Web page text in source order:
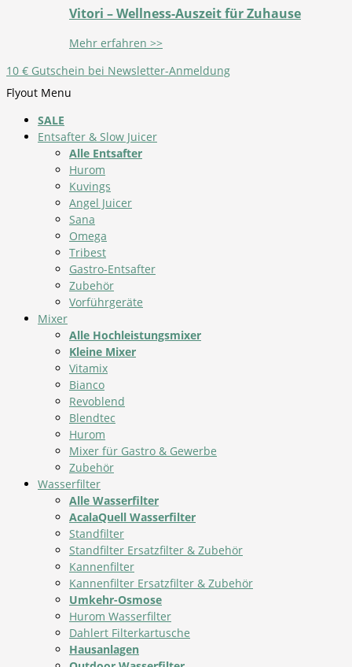
Vitori – Wellness-Auszeit für Zuhause
Mehr erfahren >>
10 € Gutschein bei Newsletter-Anmeldung
Flyout Menu
SALE
Entsafter & Slow Juicer
Alle Entsafter
Hurom
Kuvings
Angel Juicer
Sana
Omega
Tribest
Gastro-Entsafter
Zubehör
Vorführgeräte
Mixer
Alle Hochleistungsmixer
Kleine Mixer
Vitamix
Bianco
Revoblend
Blendtec
Hurom
Mixer für Gastro & Gewerbe
Zubehör
Wasserfilter
Alle Wasserfilter
AcalaQuell Wasserfilter
Standfilter
Standfilter Ersatzfilter & Zubehör
Kannenfilter
Kannenfilter Ersatzfilter & Zubehör
Umkehr-Osmose
Hurom Wasserfilter
Dahlert Filterkartusche
Hausanlagen